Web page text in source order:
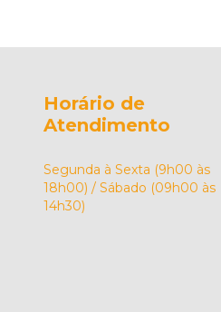
Horário de
Atendimento
Segunda à Sexta (9h00 às
18h00) / Sábado (09h00 às
14h30)